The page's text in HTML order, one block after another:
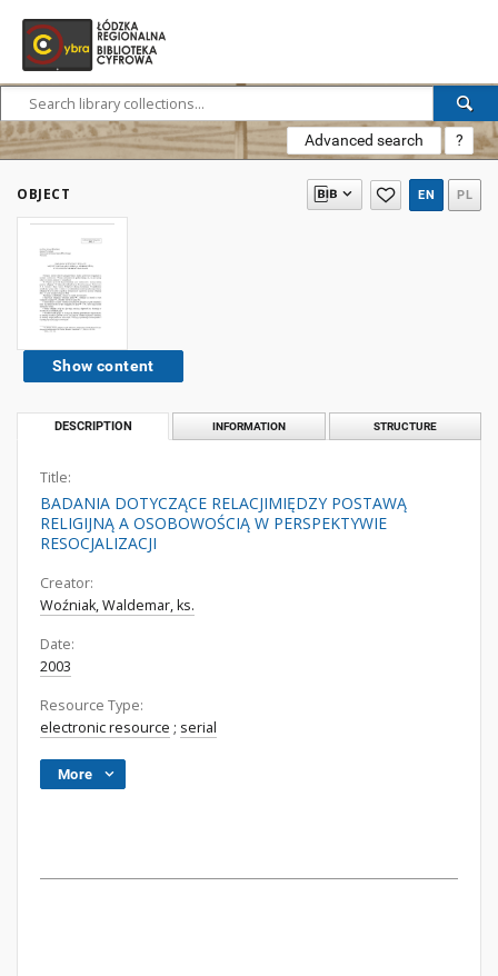
Advanced search ?
OBJECT EN PL
Show content
DESCRIPTION INFORMATION STRUCTURE
Title:
BADANIA DOTYCZĄCE RELACJIMIĘDZY POSTAWĄ
RELIGIJNĄ A OSOBOWOŚCIĄ W PERSPEKTYWIE
RESOCJALIZACJI
Creator:
Woźniak, Waldemar, ks.
Date:
2003
Resource Type:
electronic resource ; serial
More